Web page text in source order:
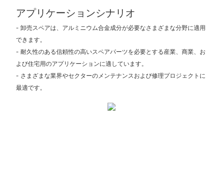
アプリケーションシナリオ
- 卸売スペアは、アルミニウム合金成分が必要なさまざまな分野に適用
できます。
- 耐久性のある信頼性の高いスペアパーツを必要とする産業、商業、お
よび住宅用のアプリケーションに適しています。
- さまざまな業界やセクターのメンテナンスおよび修理プロジェクトに
最適です。